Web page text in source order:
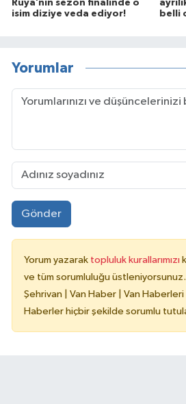
Rüya’nın sezon finalinde o
isim diziye veda ediyor!
belli
Yorumlar
Gönder
Yorum yazarak topluluk kurallarımızı
ve tüm sorumluluğu üstleniyorsunuz.
Şehrivan | Van Haber | Van Haberleri
Haberler hiçbir şekilde sorumlu